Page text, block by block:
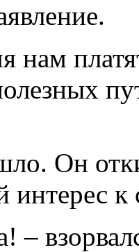
нам
Он
интерес к
–